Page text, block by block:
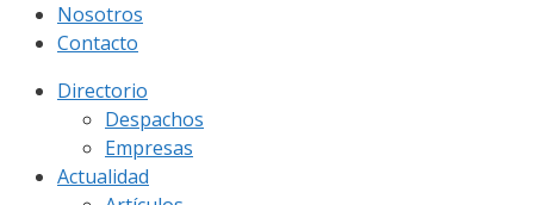
Nosotros
Contacto
Directorio
Despachos
Empresas
Actualidad